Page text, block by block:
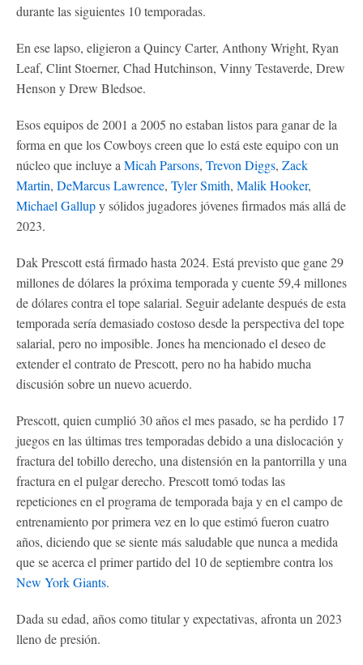
durante las siguientes 10 temporadas.
En ese lapso, eligieron a Quincy Carter, Anthony Wright, Ryan
Leaf, Clint Stoerner, Chad Hutchinson, Vinny Testaverde, Drew
Henson y Drew Bledsoe.
Esos equipos de 2001 a 2005 no estaban listos para ganar de la
forma en que los Cowboys creen que lo está este equipo con un
núcleo que incluye a Micah Parsons, Trevon Diggs, Zack
Martin, DeMarcus Lawrence, Tyler Smith, Malik Hooker,
Michael Gallupy sólidos jugadores jóvenes firmados más allá de
2023.
Dak Prescott está firmado hasta 2024. Está previsto que gane 29
millones de dólares la próxima temporada y cuente 59,4 millones
de dólares contra el tope salarial. Seguir adelante después de esta
temporada sería demasiado costoso desde la perspectiva del tope
salarial, pero no imposible. Jones ha mencionado el deseo de
extender el contrato de Prescott, pero no ha habido mucha
discusión sobre un nuevo acuerdo.
Prescott, quien cumplió 30 años el mes pasado, se ha perdido 17
juegos en las últimas tres temporadas debido a una dislocación y
fractura del tobillo derecho, una distensión en la pantorrilla y una
fractura en el pulgar derecho. Prescott tomó todas las
repeticiones en el programa de temporada baja y en el campo de
entrenamiento por primera vez en lo que estimó fueron cuatro
años, diciendo que se siente más saludable que nunca a medida
que se acerca el primer partido del 10 de septiembre contra los
New York Giants.
Dada su edad, años como titular y expectativas, afronta un 2023
lleno de presión.